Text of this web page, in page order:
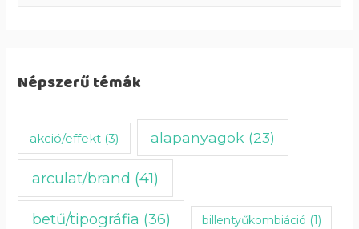
Népszerű témák
akció/effekt(3) alapanyagok (23)
arculat/brand (41)
betű/tipográfia (36) billentyűkombiáció (1)